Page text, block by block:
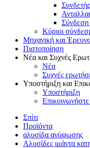
Κύριοι
Μηχανική και
Πιστοποίηση
Νέα και Συχνές
Νέα
Συχνές
Υποστήριξη και
Υποστήριξη
Σπίτι
Προϊόντα
αλυσίδα ανύψωσης
Αλυσίδες ιμάντα